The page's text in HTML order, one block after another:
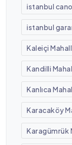
istanbul
istanbul
Kaleiçi
Kandilli
Kanlıca
Karacaköy
Karagümrük